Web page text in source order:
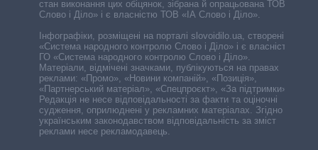
стан виконання цих обіцянок, зібрана й опрацьована ТОВ «ІА
Слово і Діло» і є власністю ТОВ «ІА Слово і Діло».
Інфографіки, розміщені на порталі slovoidilo.ua, створені ГО
«Система народного контролю Слово і Діло» і є власністю
ГО «Система народного контролю Слово і Діло».
Матеріали, відмічені значками, публікуються на правах
реклами: «Промо», «Новини компаній», «Позиція»,
«Партнерський матеріал», «Спецпроєкт», «За підтримки».
Редакція не несе відповідальності за факти та оціночні
судження, оприлюднені у рекламних матеріалах. Згідно з
українським законодавством відповідальність за зміст
реклами несе рекламодавець.